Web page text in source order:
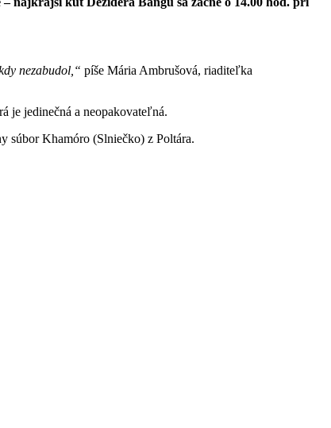
nezabudol,“ píše Mária Ambrušová, riaditeľka
je jedinečná a neopakovateľná.
súbor Khamóro (Slniečko) z Poltára.